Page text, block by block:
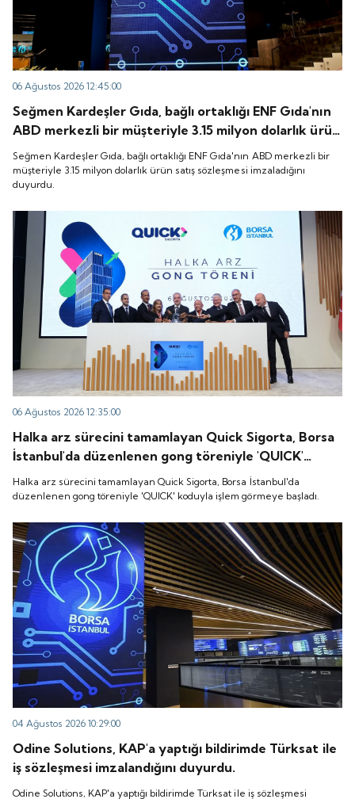
06 Ağustos 2026 12:45:00
Seğmen Kardeşler Gıda, bağlı ortaklığı ENF Gıda'nın
ABD merkezli bir müşteriyle 3.15 milyon dolarlık ürün
satış sözleşmesi imzaladığını duyurdu.
Seğmen Kardeşler Gıda, bağlı ortaklığı ENF Gıda'nın ABD merkezli bir
müşteriyle 3.15 milyon dolarlık ürün satış sözleşmesi imzaladığını
duyurdu.
06 Ağustos 2026 12:35:00
Halka arz sürecini tamamlayan Quick Sigorta, Borsa
İstanbul'da düzenlenen gong töreniyle 'QUICK'
koduyla işlem görmeye başladı.
Halka arz sürecini tamamlayan Quick Sigorta, Borsa İstanbul'da
düzenlenen gong töreniyle 'QUICK' koduyla işlem görmeye başladı.
04 Ağustos 2026 10:29:00
Odine Solutions, KAP'a yaptığı bildirimde Türksat ile
iş sözleşmesi imzalandığını duyurdu.
Odine Solutions, KAP'a yaptığı bildirimde Türksat ile iş sözleşmesi